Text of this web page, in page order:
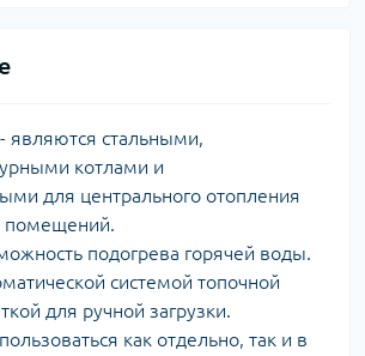
являются стальными,
котлами и
для центрального отопления
помещений.
подогрева горячей воды.
системой топочной
для ручной загрузки.
как отдельно, так и в